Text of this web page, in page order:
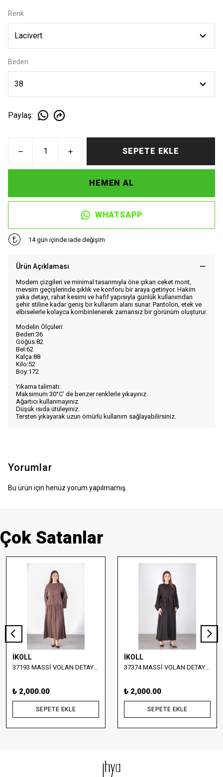
Renk
Beden
Paylaş:
SEPETE EKLE
HEMEN AL
WHATSAPP
14 gün içinde iade değişim
Ürün Açıklaması
Modern çizgileri ve minimal tasarımıyla öne çıkan ceket mont,
mevsim geçişlerinde şıklık ve konforu bir araya getiriyor. Hakim
yaka detayı, rahat kesimi ve hafif yapısıyla günlük kullanımdan
şehir stiline kadar geniş bir kullanım alanı sunar. Pantolon, etek ve
elbiselerle kolayca kombinlenerek zamansız bir görünüm oluşturur.
Modelin Ölçüleri:
Beden:36
Göğüs:82
Bel:62
Kalça:88
Kilo:52
Boy:172
Yıkama talimatı:
Maksimum 30°C' de benzer renklerle yıkayınız.
Ağartıcı kullanmayınız.
Düşük ısıda ütüleyiniz.
Tersten yıkayarak uzun ömürlü kullanım sağlayabilirsiniz.
Yorumlar
Bu ürün için henüz yorum yapılmamış.
Çok Satanlar
İKOLL
37193 MASSİ VOLAN DETAYLI BLUZ VE ETEK TAKIM
₺ 2,000.00
SEPETE EKLE
İKOLL
37374 MASSİ VOLAN DETAYLI BLUZ VE UZUN ETEK TAKIM
₺ 2,000.00
SEPETE EKLE